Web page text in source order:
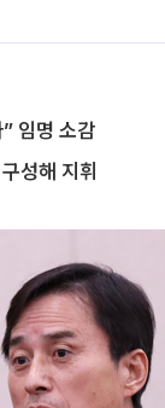
임명 소감
성해 지휘